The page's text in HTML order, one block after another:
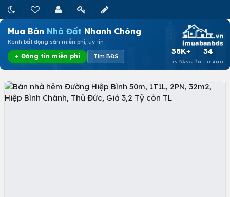
Mua Bán Nhà Đất Nhanh Chóng
Kênh bất động sản miễn phí, uy tín
+ Đăng tin miễn phí Tìm BĐS
38K+
TIN ĐĂNG
34
TỈNH THÀNH